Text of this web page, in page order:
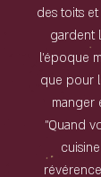
des toits
gardent
l'époque
que pour
manger
''Quand